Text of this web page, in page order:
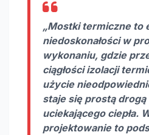
„Mostki termiczne to
niedoskonałości w
wykonaniu, gdzie
ciągłości izolacji
użycie
staje się prostą drogą
uciekającego ciepła.
projektowanie to